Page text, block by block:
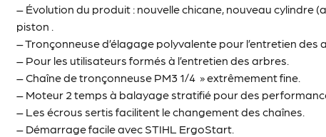
– Évolution du produit : nouvelle chicane, nouveau cylindre
piston .
– Tronçonneuse d’élagage polyvalente pour l’entretien des
– Pour les utilisateurs formés à l’entretien des arbres.
– Chaîne de tronçonneuse PM3 1/4 » extrêmement fine.
– Moteur 2 temps à balayage stratifié pour des
– Les écrous sertis facilitent le changement des chaînes.
– Démarrage facile avec STIHL ErgoStart.